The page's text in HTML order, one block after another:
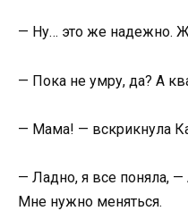
— Ну… это же надежно.
— Пока не умру, да? А
— Мама! — вскрикнула
— Ладно, я все поняла,
Мне нужно меняться.